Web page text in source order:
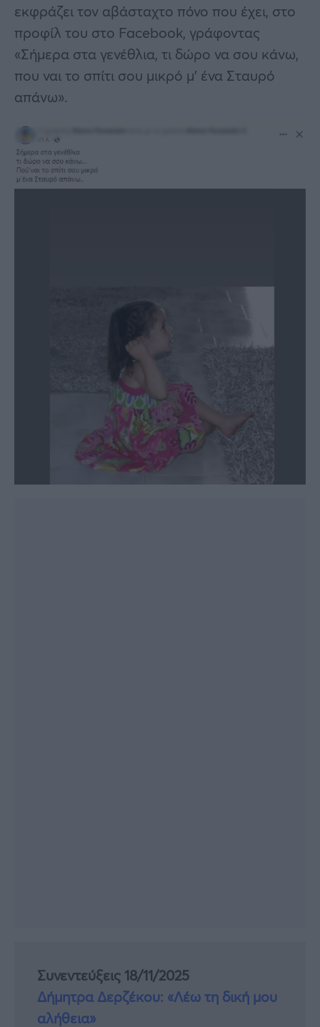
εκφράζει τον αβάσταχτο πόνο που έχει, στο
προφίλ του στο Facebook, γράφοντας
«Σήμερα στα γενέθλια, τι δώρο να σου κάνω,
που ναι το σπίτι σου μικρό μ’ ένα Σταυρό
απάνω».
Συνεντεύξεις 18/11/2025
Δήμητρα Δερζέκου: «Λέω τη δική μου
αλήθεια»